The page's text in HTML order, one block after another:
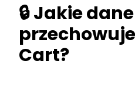
🔒 Jakie dane
Cart?